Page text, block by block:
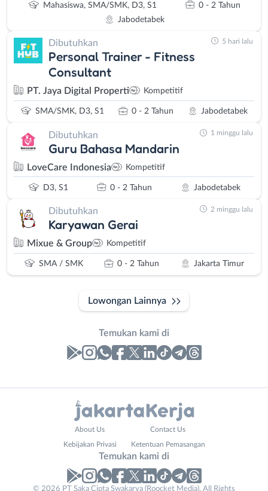
Mahasiswa, SMA/SMK, D3, S1
0 - 2 Tahun
Jabodetabek
Dibutuhkan
Personal Trainer - Fitness
Consultant
PT. Jaya Digital Properti Kompetitif
SMA/SMK, D3, S1 0 - 2 Tahun Jabodetabek
5 hari lalu
Dibutuhkan
Guru Bahasa Mandarin
LoveCare Indonesia Kompetitif
D3, S1 0 - 2 Tahun Jabodetabek
1 minggu lalu
Dibutuhkan
Karyawan Gerai
Mixue & Group Kompetitif
SMA / SMK 0 - 2 Tahun Jakarta Timur
2 minggu lalu
Lowongan Lainnya
Temukan kami di
About Us Contact Us
Kebijakan Privasi Ketentuan Pemasangan
Temukan kami di
© 2026 PT Saka Cipta Swakarya (Roocket Media). All Rights